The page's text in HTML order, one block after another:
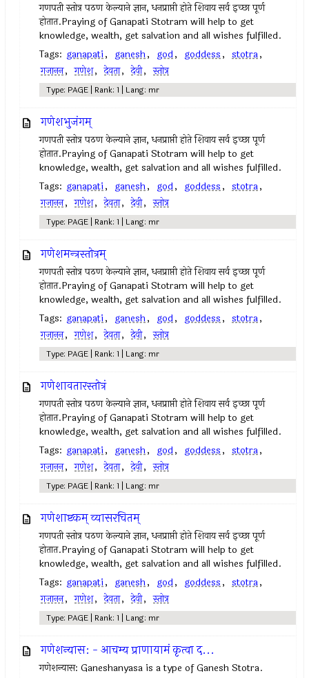
गणपती स्तोत्र पठण केल्याने ज्ञान, धनप्राप्ती होते शिवाय सर्व इच्छा पूर्ण
होतात.Praying of Ganapati Stotram will help to get
knowledge, wealth, get salvation and all wishes fulfilled.
Tags: ganapati, ganesh, god, goddess, stotra,
गजानन, गणेश, देवता, देवी, स्तोत्र
Type: PAGE | Rank: 1 | Lang: mr
गणेशभुजंगम्
गणपती स्तोत्र पठण केल्याने ज्ञान, धनप्राप्ती होते शिवाय सर्व इच्छा पूर्ण
होतात.Praying of Ganapati Stotram will help to get
knowledge, wealth, get salvation and all wishes fulfilled.
Tags: ganapati, ganesh, god, goddess, stotra,
गजानन, गणेश, देवता, देवी, स्तोत्र
Type: PAGE | Rank: 1 | Lang: mr
गणेशमन्त्रस्तोत्रम्
गणपती स्तोत्र पठण केल्याने ज्ञान, धनप्राप्ती होते शिवाय सर्व इच्छा पूर्ण
होतात.Praying of Ganapati Stotram will help to get
knowledge, wealth, get salvation and all wishes fulfilled.
Tags: ganapati, ganesh, god, goddess, stotra,
गजानन, गणेश, देवता, देवी, स्तोत्र
Type: PAGE | Rank: 1 | Lang: mr
गणेशावतारस्तोत्रं
गणपती स्तोत्र पठण केल्याने ज्ञान, धनप्राप्ती होते शिवाय सर्व इच्छा पूर्ण
होतात.Praying of Ganapati Stotram will help to get
knowledge, wealth, get salvation and all wishes fulfilled.
Tags: ganapati, ganesh, god, goddess, stotra,
गजानन, गणेश, देवता, देवी, स्तोत्र
Type: PAGE | Rank: 1 | Lang: mr
गणेशाष्टकम् व्यासरचितम्
गणपती स्तोत्र पठण केल्याने ज्ञान, धनप्राप्ती होते शिवाय सर्व इच्छा पूर्ण
होतात.Praying of Ganapati Stotram will help to get
knowledge, wealth, get salvation and all wishes fulfilled.
Tags: ganapati, ganesh, god, goddess, stotra,
गजानन, गणेश, देवता, देवी, स्तोत्र
Type: PAGE | Rank: 1 | Lang: mr
गणेशन्यास: - आचम्य प्राणायामं कृत्वा द...
गणेशन्यास: Ganeshanyasa is a type of Ganesh Stotra.